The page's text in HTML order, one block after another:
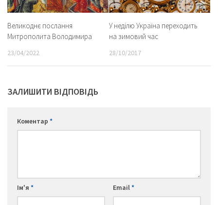
Великоднє послання
Митрополита Володимира
23/04/2022
У неділю Україна переходить
на зимовий час
28/10/2017
ЗАЛИШИТИ ВІДПОВІДЬ
Коментар *
Ім'я * Email*